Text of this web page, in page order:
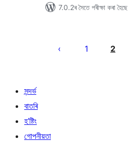
7.0.2ৰ সৈতে পৰীক্ষা কৰা হৈছে
পৃষ্ঠাকৰণ
1 2
সন্দৰ্ভ
বাতৰি
হ’ষ্টিং
গোপনীয়তা